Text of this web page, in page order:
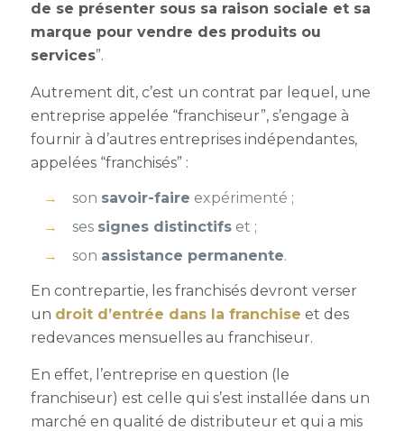
de se présenter sous sa raison sociale et sa
marque pour vendre des produits ou
services”.
Autrement dit, c’est un contrat par lequel, une
entreprise appelée “franchiseur”, s’engage à
fournir à d’autres entreprises indépendantes,
appelées “franchisés” :
son savoir-faire expérimenté ;
ses signes distinctifset ;
son assistance permanente.
En contrepartie, les franchisés devront verser
un droit d’entrée dans la franchise et des
redevances mensuelles au franchiseur.
En effet, l’entreprise en question (le
franchiseur) est celle qui s’est installée dans un
marché en qualité de distributeur et qui a mis